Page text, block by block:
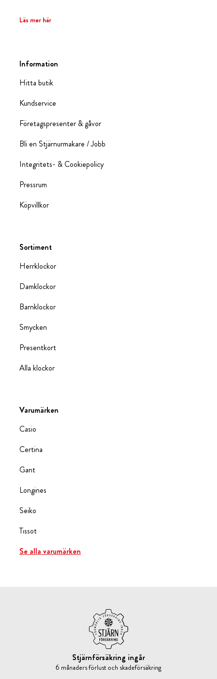
Läs mer här
Information
Hitta butik
Kundservice
Företagspresenter & gåvor
Bli en Stjärnurmakare / Jobb
Integritets- & Cookiepolicy
Pressrum
Köpvillkor
Sortiment
Herrklockor
Damklockor
Barnklockor
Smycken
Presentkort
Alla klockor
Varumärken
Casio
Certina
Gant
Longines
Seiko
Tissot
Se alla varumärken
Stjärnförsäkring ingår
6 månaders förlust och skadeförsäkring